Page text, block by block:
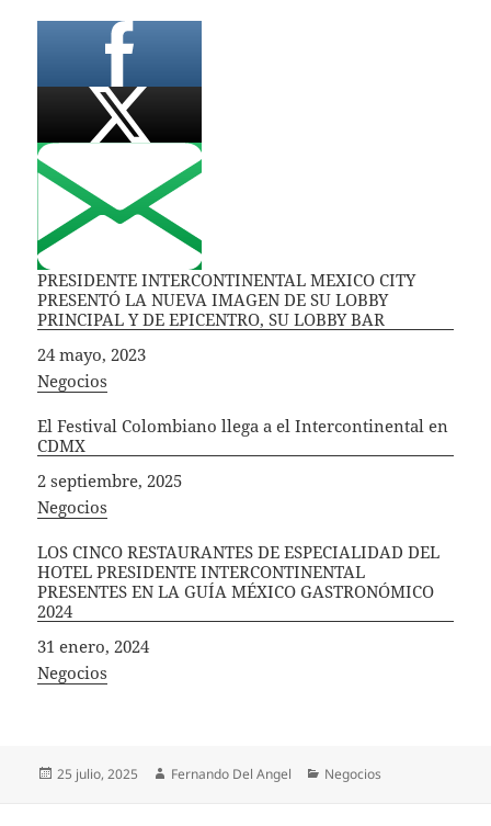
PRESIDENTE INTERCONTINENTAL MEXICO CITY
PRESENTÓ LA NUEVA IMAGEN DE SU LOBBY
PRINCIPAL Y DE EPICENTRO, SU LOBBY BAR
Fecha
24 mayo, 2023
In relation to
Negocios
El Festival Colombiano llega a el Intercontinental en
CDMX
Fecha
2 septiembre, 2025
In relation to
Negocios
LOS CINCO RESTAURANTES DE ESPECIALIDAD DEL
HOTEL PRESIDENTE INTERCONTINENTAL
PRESENTES EN LA GUÍA MÉXICO GASTRONÓMICO
2024
Fecha
31 enero, 2024
In relation to
Negocios
Publicado
25 julio, 2025 Autor
Fernando Del Angel Categorías
Negocios